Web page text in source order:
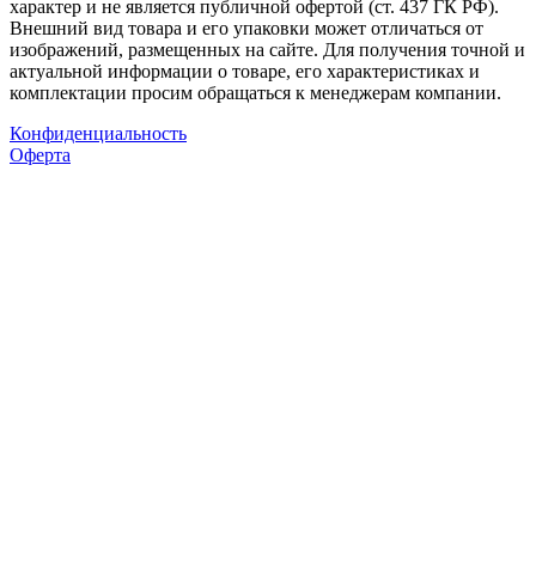
характер и не является публичной офертой (ст. 437 ГК РФ).
Внешний вид товара и его упаковки может отличаться от
изображений, размещенных на сайте. Для получения точной и
актуальной информации о товаре, его характеристиках и
комплектации просим обращаться к менеджерам компании.
Конфиденциальность
Оферта